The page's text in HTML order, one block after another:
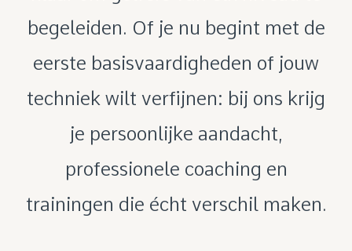
begeleiden. Of je nu begint met de
eerste basisvaardigheden of jouw
techniek wilt verfijnen: bij ons krijg
je persoonlijke aandacht,
professionele coaching en
trainingen die écht verschil maken.